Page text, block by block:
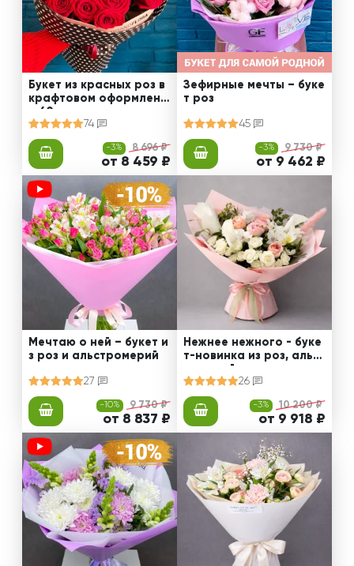
Букет из красных роз в
крафтовом оформлени
и 60 см
74
-3% 8 696 ₽
от 8 459 ₽
Зефирные мечты – буке
т роз
45
-3% 9 730 ₽
от 9 462 ₽
Мечтаю о ней – букет и
з роз и альстромерий
27
-10% 9 730 ₽
от 8 837 ₽
Нежнее нежного - буке
т-новинка из роз, альст
ромерий и калл
26
-3% 10 200 ₽
от 9 918 ₽